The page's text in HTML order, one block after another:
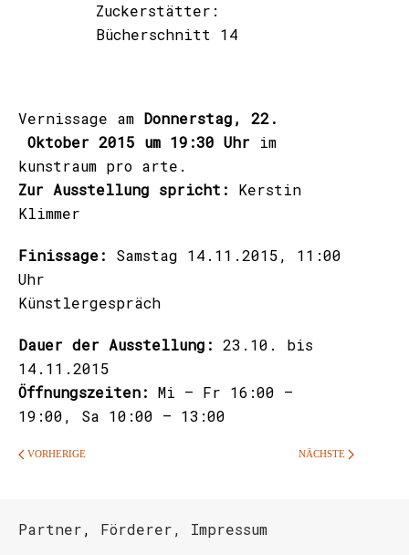
Zuckerstätter:
Bücherschnitt 14
Vernissage am Donnerstag, 22.
Oktober 2015 um 19:30 Uhr im
kunstraum pro arte.
Zur Ausstellung spricht: Kerstin
Klimmer
Finissage: Samstag 14.11.2015, 11:00
Uhr
Künstlergespräch
Dauer der Ausstellung: 23.10. bis
14.11.2015
Öffnungszeiten: Mi – Fr 16:00 –
19:00, Sa 10:00 – 13:00
VORHERIGE NÄCHSTE
Partner, Förderer, Impressum